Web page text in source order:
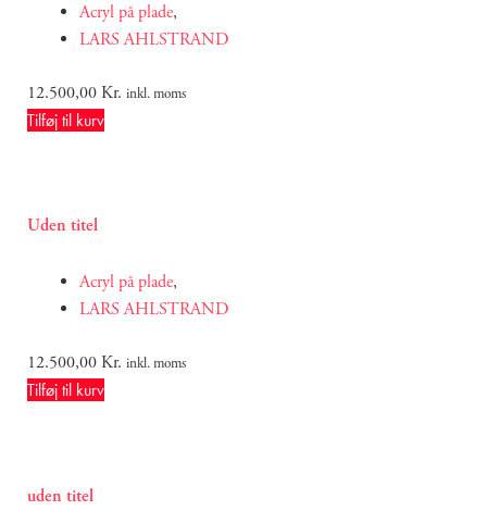
Acryl på plade,
LARS AHLSTRAND
12.500,00Kr. inkl. moms
Tilføj til kurv
Uden titel
Acryl på plade,
LARS AHLSTRAND
12.500,00Kr. inkl. moms
Tilføj til kurv
uden titel